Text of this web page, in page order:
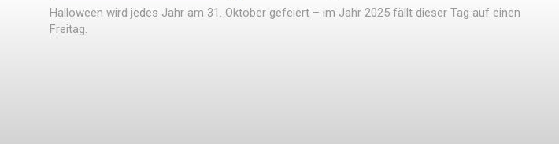
Halloween wird jedes Jahr am 31. Oktober gefeiert – im Jahr 2025 fällt dieser Tag auf einen
Freitag.